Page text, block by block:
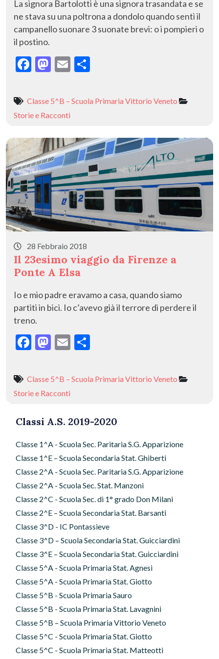
La signora Bartolotti è una signora trasandata e se
ne stava su una poltrona a dondolo quando sentì il
campanello suonare 3 suonate brevi: o i pompieri o
il postino.
F
e
b
o
k
M
to
d
n
E
ai n
di
Classe 5^B – Scuola Primaria Vittorio Veneto
Storie e Racconti
28 Febbraio 2018
Il 23esimo viaggio da Firenze a
Ponte A Elsa
Io e mio padre eravamo a casa, quando siamo
partiti in bici. Io c’avevo già il terrore di perdere il
treno.
F
e
b
o
M
to
d
n
E
ai n
di
Classe 5^B – Scuola Primaria Vittorio Veneto
Storie e Racconti
Classi A.S. 2019-2020
Classe 1^A - Scuola Sec. Paritaria S.G. Apparizione
Classe 1^E – Scuola Secondaria Stat. Ghiberti
Classe 2^A - Scuola Sec. Paritaria S.G. Apparizione
Classe 2^A - Scuola Sec. Stat. Manzoni
Classe 2^C - Scuola Sec. di 1° grado Don Milani
Classe 2^E – Scuola Secondaria Stat. Barsanti
Classe 3^D - IC Pontassieve
Classe 3^D – Scuola Secondaria Stat. Guicciardini
Classe 3^E – Scuola Secondaria Stat. Guicciardini
Classe 5^A - Scuola Primaria Stat. Agnesi
Classe 5^A - Scuola Primaria Stat. Giotto
Classe 5^B - Scuola Primaria Sauro
Classe 5^B - Scuola Primaria Stat. Lavagnini
Classe 5^B – Scuola Primaria Vittorio Veneto
Classe 5^C - Scuola Primaria Stat. Giotto
Classe 5^C - Scuola Primaria Stat. Matteotti